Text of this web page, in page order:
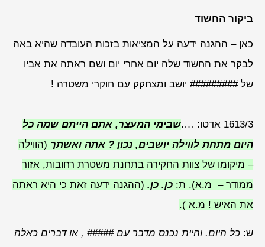
ביקור החשוד
כאן – ההגנה ידעה על המציאות בזכות העובדה שהיא באה
לבקר את החשוד שלה יום אחרי יום ושם ראתה את אביו
של ######### יושב ומצחקק עם חוקרי משטרה !
1613/3 אדטו: …. שבימי המעצר, אתם הייתם שמה כל
היום מתחת לווילה יושבים, נכון ? אתה ואשתך (הווילה
– מיקומו של צוות החקירה בתחנת משטרת רחובות, אזור
ממודר – מ.א). ת: כן. כן. (ההגנה ידעה זאת כי היא ראתה
את האיש ! מ.א ).
ש: כל היום. והיית נכנס מדבר עם ##### , או דברים כאלה